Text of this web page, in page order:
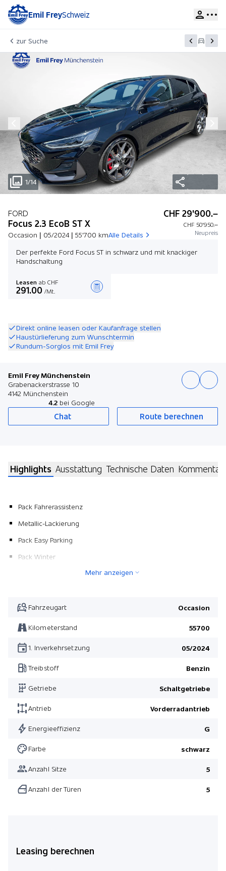
Emil FreySchweiz
zur Suche
1/14
FORD
Focus 2.3 EcoB ST X
Occasion | 05/2024 | 55'700 kmAlle Details
CHF 29'900.–
CHF 50'950.–
Neupreis
Der perfekte Ford Focus ST in schwarz und mit knackiger
Handschaltung
Leasen ab CHF
291.00 /Mt.
Direkt online leasen oder Kaufanfrage stellen
Haustürlieferung zum Wunschtermin
Rundum-Sorglos mit Emil Frey
Emil Frey Münchenstein
Grabenackerstrasse 10
4142 Münchenstein
4.2 bei Google
Chat Route berechnen
Highlights Ausstattung Technische Daten Kommentar
Pack Fahrerassistenz
Metallic-Lackierung
Pack Easy Parking
Pack Winter
Pack Easy Parking
Pack Winter
Mehr anzeigen
Fahrzeugart Occasion
Kilometerstand 55700
1. Inverkehrsetzung 05/2024
Treibstoff Benzin
Getriebe Schaltgetriebe
Antrieb Vorderradantrieb
Energieeffizienz G
Farbe schwarz
Anzahl Sitze 5
Anzahl der Türen 5
Leasing berechnen